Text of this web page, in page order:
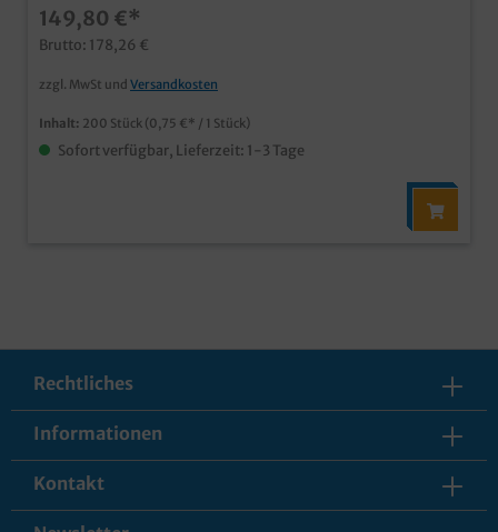
149,80 €*
Brutto: 178,26 €
zzgl. MwSt und Versandkosten
Inhalt: 200 Stück (0,75 €* / 1 Stück)
Sofort verfügbar, Lieferzeit: 1-3 Tage
Rechtliches
Informationen
Kontakt